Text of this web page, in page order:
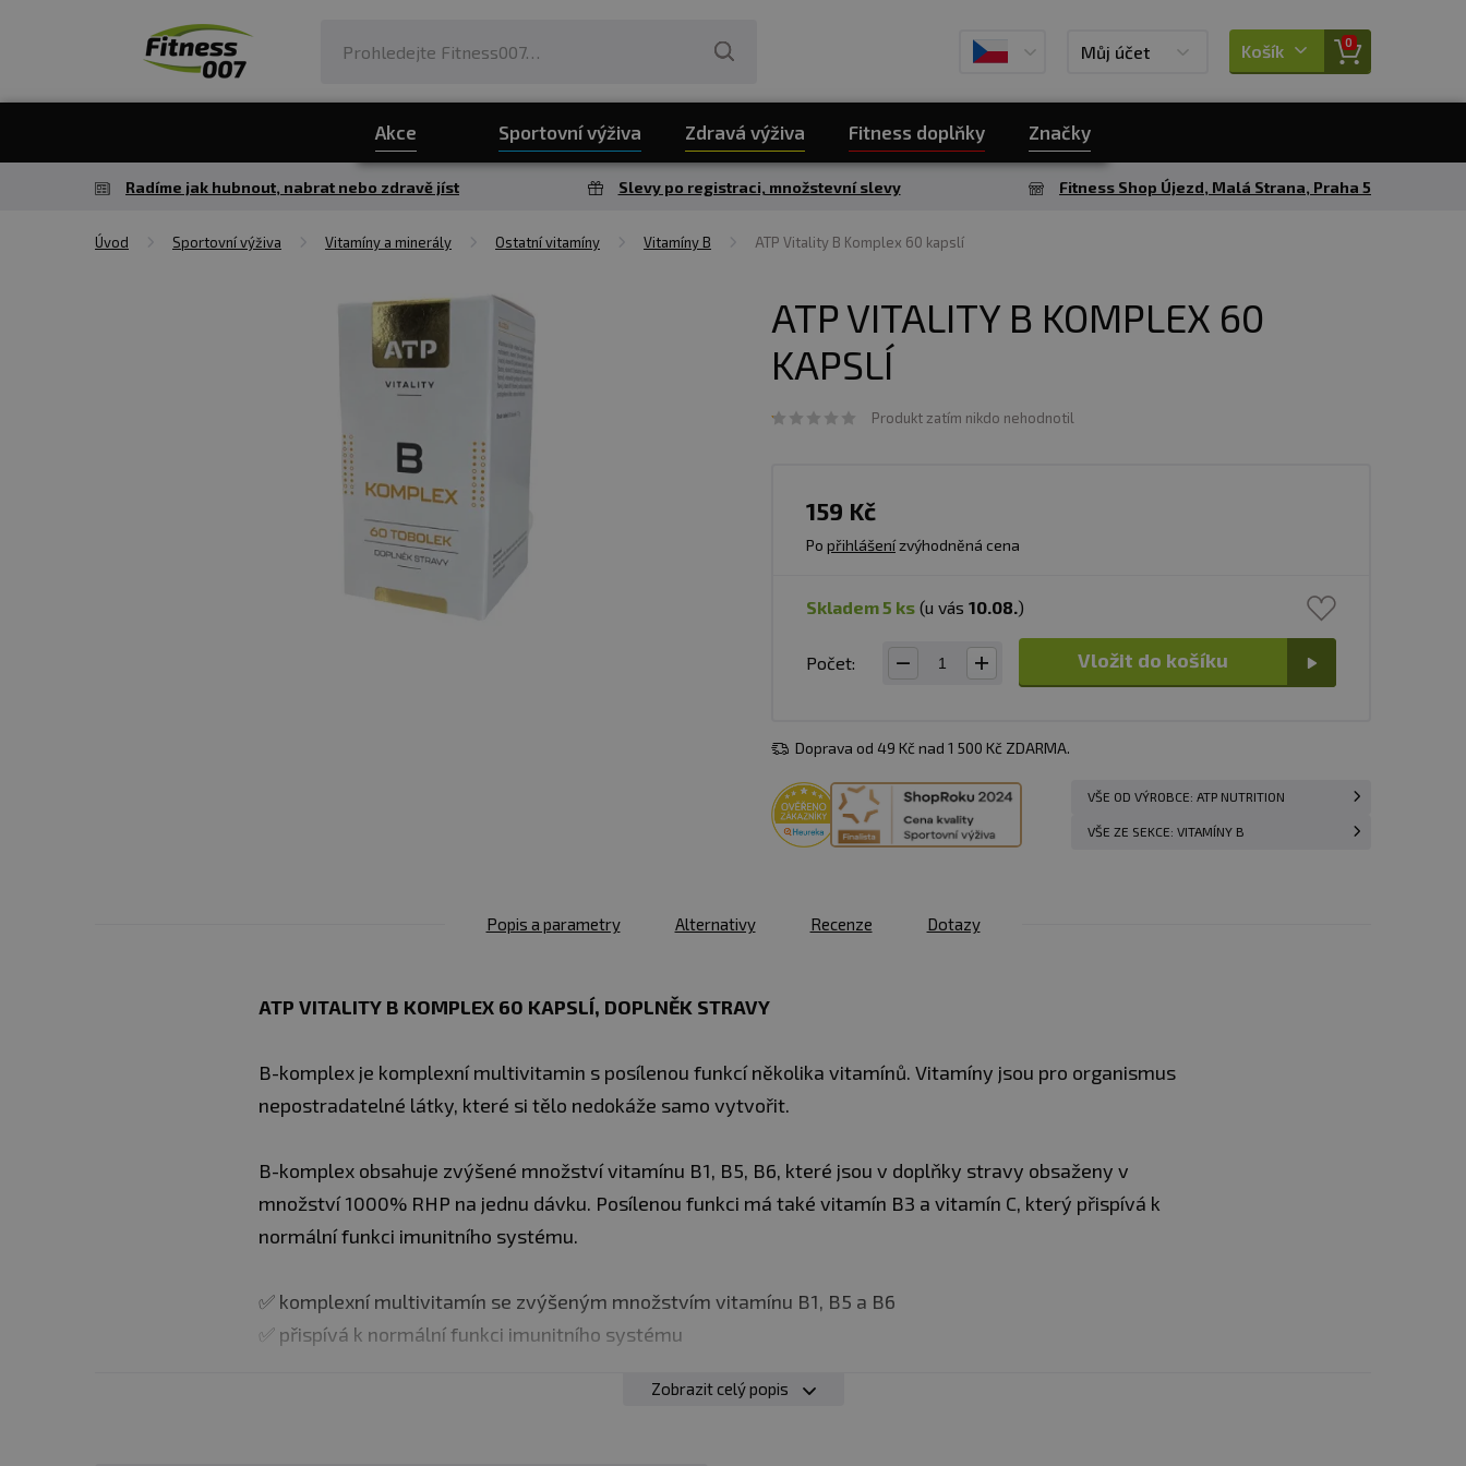
Můj účet Košík 0
Akce Sportovní výživa Zdravá výživa Fitness doplňky Značky
Radíme jak hubnout, nabrat nebo zdravě jíst Slevy po registraci, množstevní slevy Fitness Shop Újezd, Malá Strana, Praha 5
Úvod Sportovní výživa Vitamíny a minerály Ostatní vitamíny Vitamíny B ATP Vitality B Komplex 60 kapslí
ATP VITALITY B KOMPLEX 60
KAPSLÍ
Produkt zatím nikdo nehodnotil
159 Kč
Po přihlášenízvýhodněná cena
skladem 5 ks (u vás 10.08.)
Počet: Vložit do košíku
Doprava od 49 Kč nad 1 500 Kč ZDARMA.
VŠE OD VÝROBCE: ATP NUTRITION
VŠE ZE SEKCE: VITAMÍNY B
Popis a parametry Alternativy Recenze Dotazy
ATP VITALITY B KOMPLEX 60 KAPSLÍ​​​​, DOPLNĚK STRAVY
B-komplex je komplexní multivitamin s posílenou funkcí několika vitamínů. Vitamíny jsou pro organismus
nepostradatelné látky, které si tělo nedokáže samo vytvořit.
B-komplex obsahuje zvýšené množství vitamínu B1, B5, B6, které jsou v doplňky stravy obsaženy v
množství 1000% RHP na jednu dávku. Posílenou funkci má také vitamín B3 a vitamín C, který přispívá k
normální funkci imunitního systému.
✅ komplexní multivitamín se zvýšeným množstvím vitamínu B1, B5 a B6
✅ přispívá k normální funkci imunitního systému
užívejte 1 tobolku denně s jídlem a zapijte dostatečným množstvím vody
Zobrazit celý popis